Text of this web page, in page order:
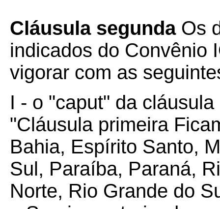
Cláusula segundaOs
indicados do Convênio
vigorar com as
I - o "caput" da
"Cláusula primeira
Bahia, Espírito Santo,
Sul, Paraíba, Paraná,
Norte, Rio Grande do